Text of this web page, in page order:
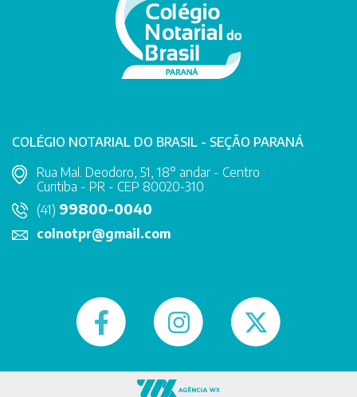
COLÉGIO NOTARIAL DO BRASIL - SEÇÃO PARANÁ
Rua Mal. Deodoro, 51, 18° andar - Centro
Curitiba - PR - CEP 80020-310
(41) 99800-0040
colnotpr@gmail.com